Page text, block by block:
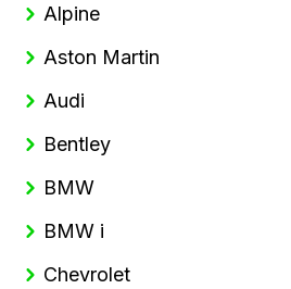
Alpine
Aston Martin
Audi
Bentley
BMW
BMW i
Chevrolet